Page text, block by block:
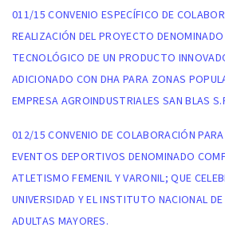
011/15 CONVENIO ESPECÍFICO DE
REALIZACIÓN DEL PROYECTO
TECNOLÓGICO DE UN PRODUCTO
ADICIONADO CON DHA PARA ZONAS
EMPRESA AGROINDUSTRIALES SAN BLAS
012/15 CONVENIO DE COLABORACIÓN
EVENTOS DEPORTIVOS DENOMINADO
ATLETISMO FEMENIL Y VARONIL; QUE
UNIVERSIDAD Y EL INSTITUTO NACIONAL
ADULTAS MAYORES.